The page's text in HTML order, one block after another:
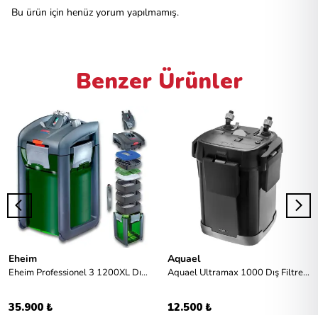
Bu ürün için henüz yorum yapılmamış.
Benzer Ürünler
Eheim
Eheim Professionel 3 1200XL Dış Filtre 1700 L/S
35.900 ₺
Aquael
Aquael Ultramax 1000 Dış Filtre 1000 L/S
12.500 ₺